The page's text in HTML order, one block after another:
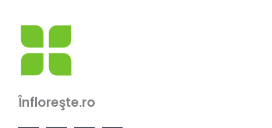
Înfloreşte.ro